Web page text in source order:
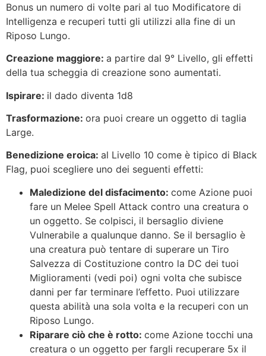
Bonus un numero di volte pari al tuo Modificatore di
Intelligenza e recuperi tutti gli utilizzi alla fine di un
Riposo Lungo.
Creazione maggiore: a partire dal 9° Livello, gli effetti
della tua scheggia di creazione sono aumentati.
Ispirare: il dado diventa 1d8
Trasformazione: ora puoi creare un oggetto di taglia
Large.
Benedizione eroica: al Livello 10 come è tipico di Black
Flag, puoi scegliere uno dei seguenti effetti:
Maledizione del disfacimento: come Azione puoi
fare un Melee Spell Attack contro una creatura o
un oggetto. Se colpisci, il bersaglio diviene
Vulnerabile a qualunque danno. Se il bersaglio è
una creatura può tentare di superare un Tiro
Salvezza di Costituzione contro la DC dei tuoi
Miglioramenti (vedi poi) ogni volta che subisce
danni per far terminare l’effetto. Puoi utilizzare
questa abilità una sola volta e la recuperi con un
Riposo Lungo.
Riparare ciò che è rotto: come Azione tocchi una
creatura o un oggetto per fargli recuperare 5x il